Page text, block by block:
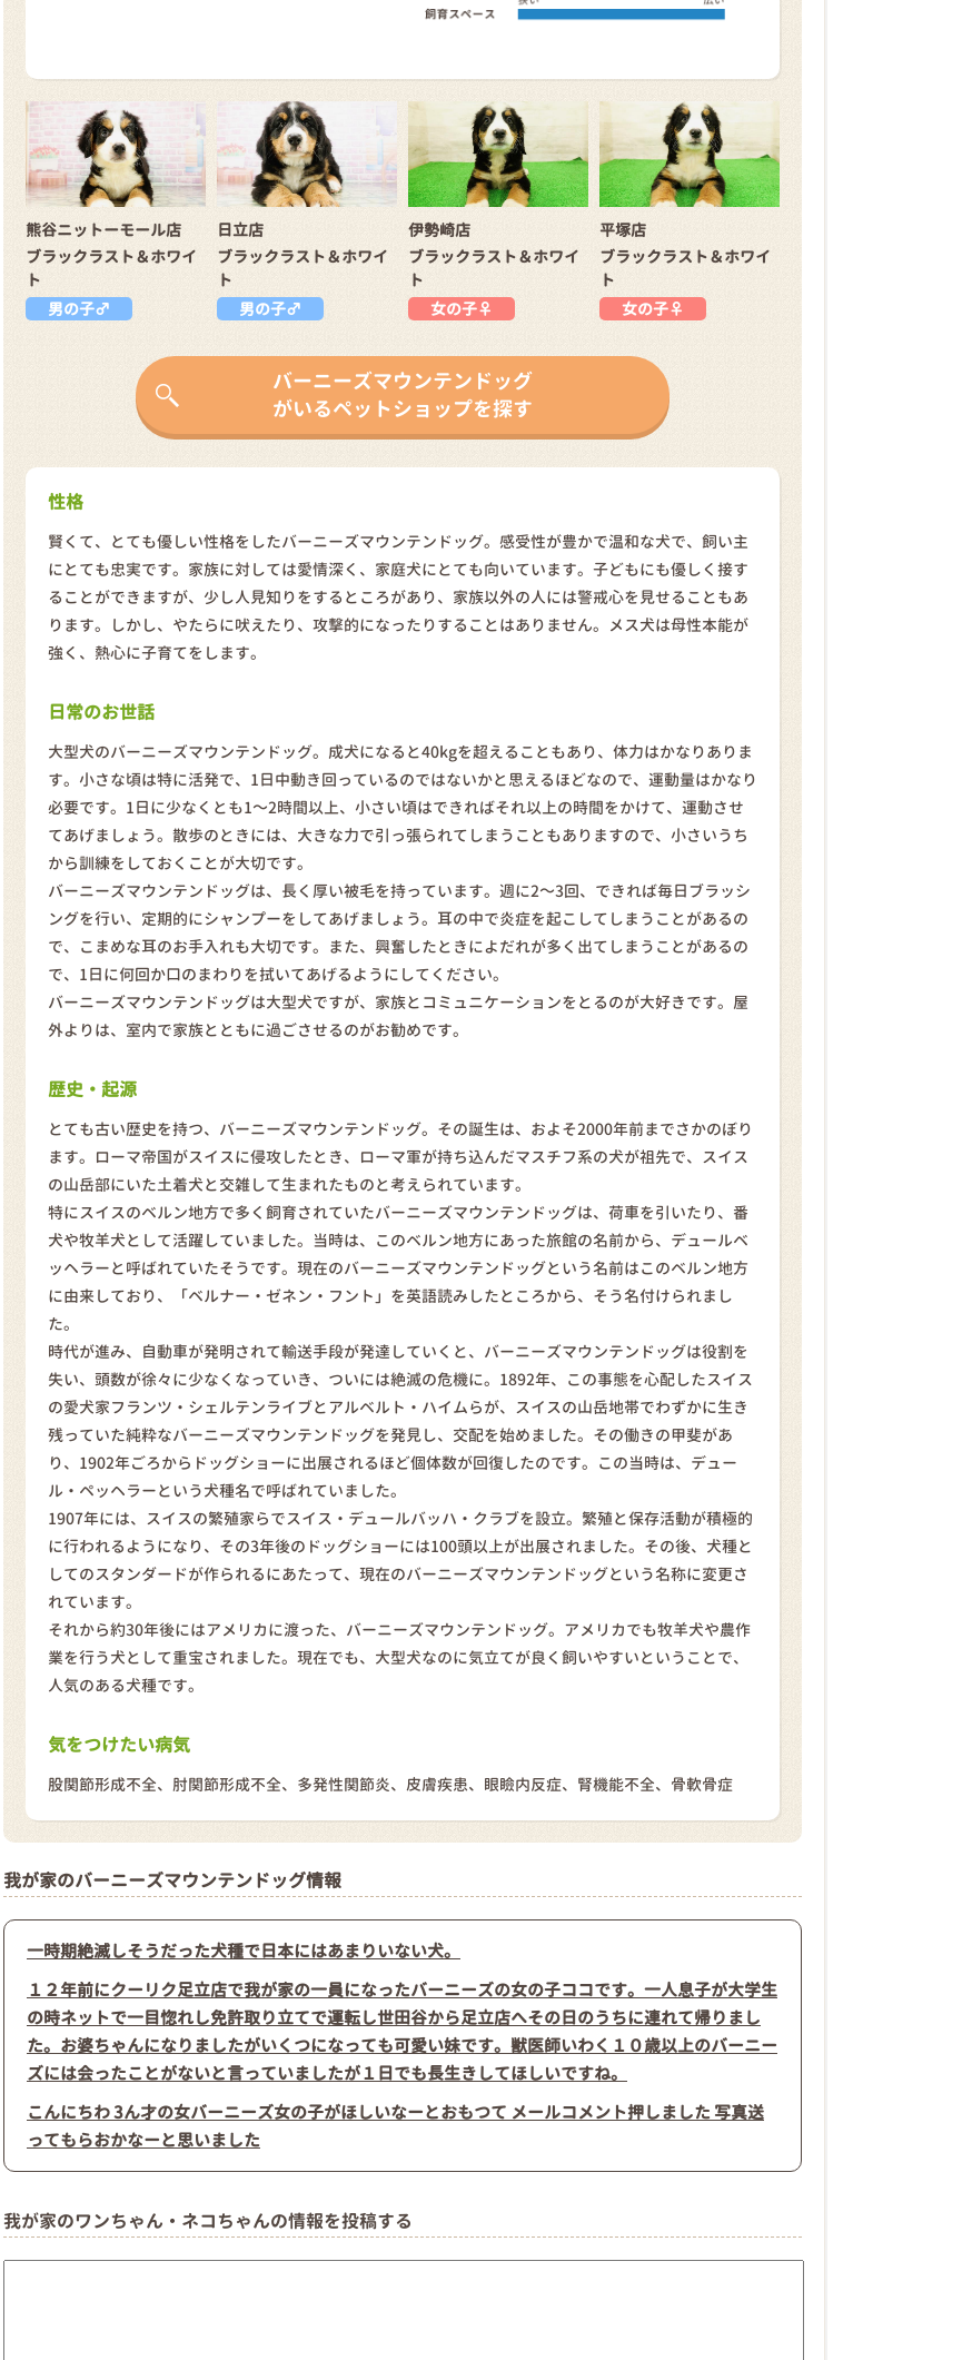
熊谷ニットーモール店
ブラックラスト＆ホワイ
ト
男の子♂
日立店
ブラックラスト＆ホワイ
ト
男の子♂
伊勢崎店
ブラックラスト＆ホワイ
ト
女の子♀
平塚店
ブラックラスト＆ホワイ
ト
女の子♀
バーニーズマウンテンドッグ
がいるペットショップを探す
性格
賢くて、とても優しい性格をしたバーニーズマウンテンドッグ。感受性が豊かで温和な犬で、飼い主
にとても忠実です。家族に対しては愛情深く、家庭犬にとても向いています。子どもにも優しく接す
ることができますが、少し人見知りをするところがあり、家族以外の人には警戒心を見せることもあ
ります。しかし、やたらに吠えたり、攻撃的になったりすることはありません。メス犬は母性本能が
強く、熱心に子育てをします。
日常のお世話
大型犬のバーニーズマウンテンドッグ。成犬になると40kgを超えることもあり、体力はかなりありま
す。小さな頃は特に活発で、1日中動き回っているのではないかと思えるほどなので、運動量はかなり
必要です。1日に少なくとも1～2時間以上、小さい頃はできればそれ以上の時間をかけて、運動させ
てあげましょう。散歩のときには、大きな力で引っ張られてしまうこともありますので、小さいうち
から訓練をしておくことが大切です。
バーニーズマウンテンドッグは、長く厚い被毛を持っています。週に2～3回、できれば毎日ブラッシ
ングを行い、定期的にシャンプーをしてあげましょう。耳の中で炎症を起こしてしまうことがあるの
で、こまめな耳のお手入れも大切です。また、興奮したときによだれが多く出てしまうことがあるの
で、1日に何回か口のまわりを拭いてあげるようにしてください。
バーニーズマウンテンドッグは大型犬ですが、家族とコミュニケーションをとるのが大好きです。屋
外よりは、室内で家族とともに過ごさせるのがお勧めです。
歴史・起源
とても古い歴史を持つ、バーニーズマウンテンドッグ。その誕生は、およそ2000年前までさかのぼり
ます。ローマ帝国がスイスに侵攻したとき、ローマ軍が持ち込んだマスチフ系の犬が祖先で、スイス
の山岳部にいた土着犬と交雑して生まれたものと考えられています。
特にスイスのベルン地方で多く飼育されていたバーニーズマウンテンドッグは、荷車を引いたり、番
犬や牧羊犬として活躍していました。当時は、このベルン地方にあった旅館の名前から、デュールベ
ッヘラーと呼ばれていたそうです。現在のバーニーズマウンテンドッグという名前はこのベルン地方
に由来しており、「ベルナー・ゼネン・フント」を英語読みしたところから、そう名付けられまし
た。
時代が進み、自動車が発明されて輸送手段が発達していくと、バーニーズマウンテンドッグは役割を
失い、頭数が徐々に少なくなっていき、ついには絶滅の危機に。1892年、この事態を心配したスイス
の愛犬家フランツ・シェルテンライブとアルベルト・ハイムらが、スイスの山岳地帯でわずかに生き
残っていた純粋なバーニーズマウンテンドッグを発見し、交配を始めました。その働きの甲斐があ
り、1902年ごろからドッグショーに出展されるほど個体数が回復したのです。この当時は、デュー
ル・ペッヘラーという犬種名で呼ばれていました。
1907年には、スイスの繁殖家らでスイス・デュールバッハ・クラブを設立。繁殖と保存活動が積極的
に行われるようになり、その3年後のドッグショーには100頭以上が出展されました。その後、犬種と
してのスタンダードが作られるにあたって、現在のバーニーズマウンテンドッグという名称に変更さ
れています。
それから約30年後にはアメリカに渡った、バーニーズマウンテンドッグ。アメリカでも牧羊犬や農作
業を行う犬として重宝されました。現在でも、大型犬なのに気立てが良く飼いやすいということで、
人気のある犬種です。
気をつけたい病気
股関節形成不全、肘関節形成不全、多発性関節炎、皮膚疾患、眼瞼内反症、腎機能不全、骨軟骨症
我が家のバーニーズマウンテンドッグ情報
一時期絶滅しそうだった犬種で日本にはあまりいない犬。
１２年前にクーリク足立店で我が家の一員になったバーニーズの女の子ココです。一人息子が大学生
の時ネットで一目惚れし免許取り立てで運転し世田谷から足立店へその日のうちに連れて帰りまし
た。お婆ちゃんになりましたがいくつになっても可愛い妹です。獣医師いわく１０歳以上のバーニー
ズには会ったことがないと言っていましたが１日でも長生きしてほしいですね。
こんにちわ 3ん才の女バーニーズ女の子がほしいなーとおもつて メールコメント押しました 写真送
ってもらおかなーと思いました
我が家のワンちゃん・ネコちゃんの情報を投稿する